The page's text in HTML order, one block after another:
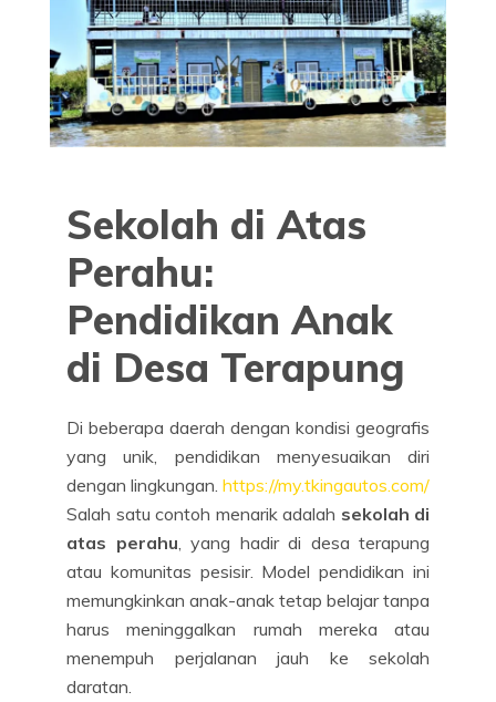
Sekolah di Atas
Perahu:
Pendidikan Anak
di Desa Terapung
Di beberapa daerah dengan kondisi geografis
yang unik, pendidikan menyesuaikan diri
dengan lingkungan. https://my.tkingautos.com/
Salah satu contoh menarik adalah sekolah di
atas perahu, yang hadir di desa terapung
atau komunitas pesisir. Model pendidikan ini
memungkinkan anak-anak tetap belajar tanpa
harus meninggalkan rumah mereka atau
menempuh perjalanan jauh ke sekolah
daratan.